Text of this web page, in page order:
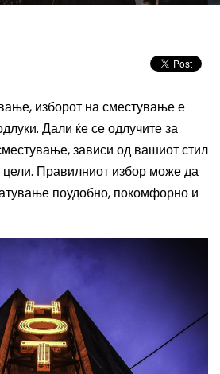
изборот на сместување е
Дали ќе се одлучите за
зависи од вашиот стил
цели. Правилниот избор може да
поудобно, покомфорно и